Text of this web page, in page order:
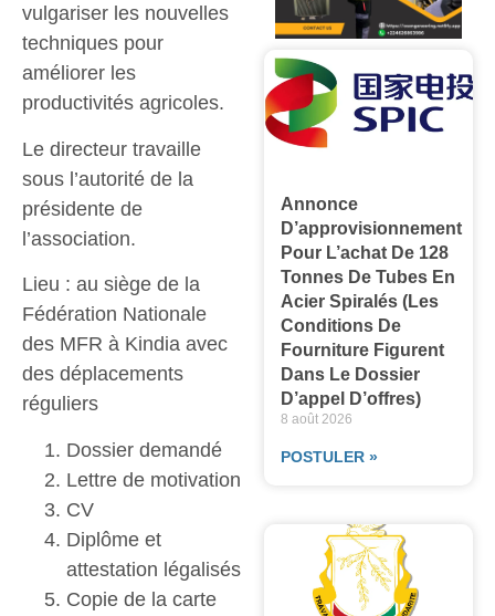
vulgariser les nouvelles
techniques pour
améliorer les
productivités agricoles.
Le directeur travaille
sous l’autorité de la
présidente de
l’association.
Lieu : au siège de la
Fédération Nationale
des MFR à Kindia avec
des déplacements
réguliers
Dossier demandé
Lettre de motivation
CV
Diplôme et
attestation légalisés
Copie de la carte
Annonce
D’approvisionnement
Pour L’achat De 128
Tonnes De Tubes En
Acier Spiralés (les
Conditions De
Fourniture Figurent
Dans Le Dossier
D’appel D’offres)
8 août 2026
POSTULER »